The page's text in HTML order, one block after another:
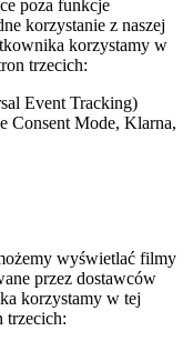
poza funkcje
korzystanie z naszej
korzystamy w
trzecich:
Event Tracking)
Consent Mode, Klarna,
wyświetlać filmy
przez dostawców
korzystamy w tej
trzecich: